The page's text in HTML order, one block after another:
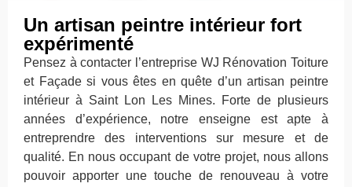
Un artisan peintre intérieur fort
expérimenté
Pensez à contacter l’entreprise WJ Rénovation Toiture
et Façade si vous êtes en quête d’un artisan peintre
intérieur à Saint Lon Les Mines. Forte de plusieurs
années d’expérience, notre enseigne est apte à
entreprendre des interventions sur mesure et de
qualité. En nous occupant de votre projet, nous allons
pouvoir apporter une touche de renouveau à votre